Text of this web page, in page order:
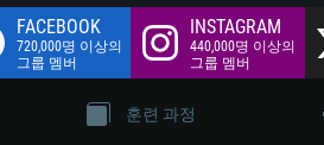
FACEBOOK
720,000명 이상의
그룹 멤버
INSTAGRAM
440,000명 이상의
그룹 멤버
훈련 과정